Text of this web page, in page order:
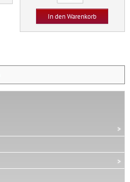
Entwicklungslinien
im
Hinblick
Gondi-
Schapur
In den Warenkorb